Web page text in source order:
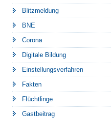
Blitzmeldung
BNE
Corona
Digitale Bildung
Einstellungsverfahren
Fakten
Flüchtlinge
Gastbeitrag